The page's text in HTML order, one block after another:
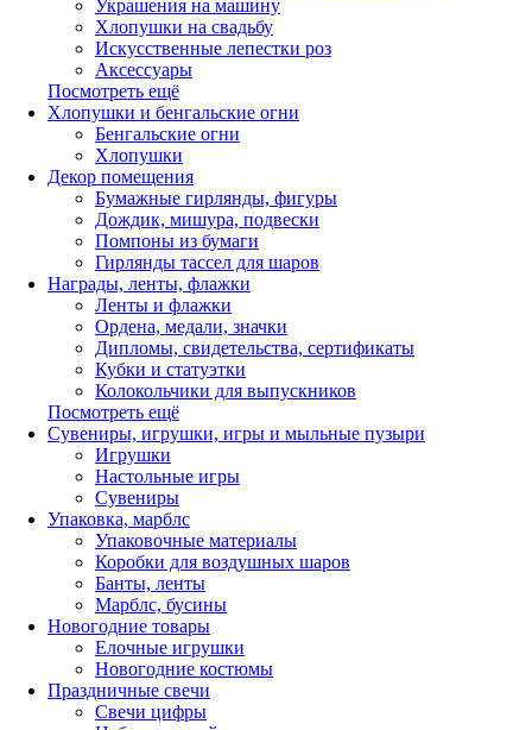
Украшения на машину
Хлопушки на свадьбу
Искусственные лепестки роз
Аксессуары
Посмотреть ещё
Хлопушки и бенгальские огни
Бенгальские огни
Хлопушки
Декор помещения
Бумажные гирлянды, фигуры
Дождик, мишура, подвески
Помпоны из бумаги
Гирлянды тассел для шаров
Награды, ленты, флажки
Ленты и флажки
Ордена, медали, значки
Дипломы, свидетельства, сертификаты
Кубки и статуэтки
Колокольчики для выпускников
Посмотреть ещё
Сувениры, игрушки, игры и мыльные пузыри
Игрушки
Настольные игры
Сувениры
Упаковка, марблс
Упаковочные материалы
Коробки для воздушных шаров
Банты, ленты
Марблс, бусины
Новогодние товары
Елочные игрушки
Новогодние костюмы
Праздничные свечи
Свечи цифры